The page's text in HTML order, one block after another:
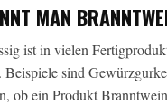
MAN
ist in vielen
sind
ob ein Produkt